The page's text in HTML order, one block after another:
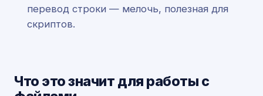
перевод строки — мелочь, полезная для
скриптов.
Что это значит для работы с